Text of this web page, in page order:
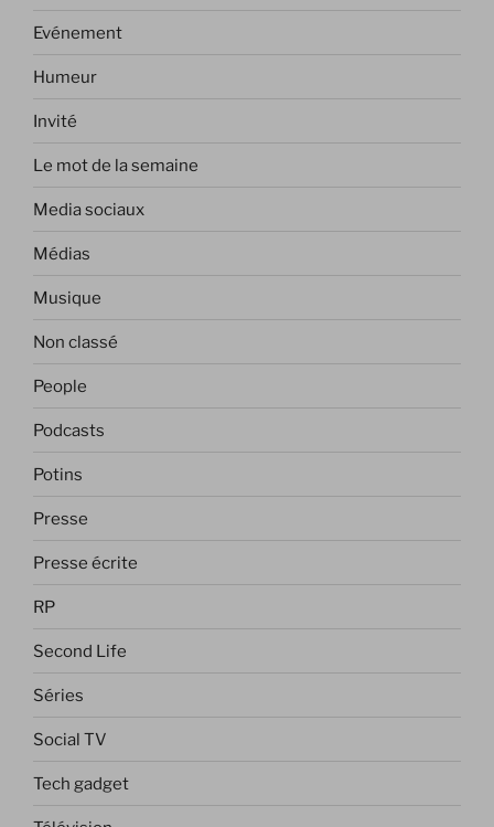
Evénement
Humeur
Invité
Le mot de la semaine
Media sociaux
Médias
Musique
Non classé
People
Podcasts
Potins
Presse
Presse écrite
RP
Second Life
Séries
Social TV
Tech gadget